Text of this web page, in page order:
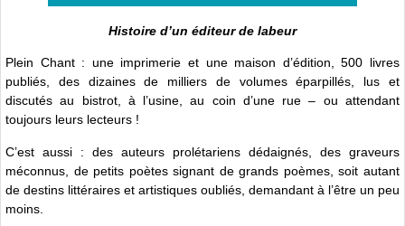
Histoire d’un éditeur de labeur
Plein Chant : une imprimerie et une maison d’édition, 500 livres
publiés, des dizaines de milliers de volumes éparpillés, lus et
discutés au bistrot, à l’usine, au coin d’une rue – ou attendant
toujours leurs lecteurs !
C’est aussi : des auteurs prolétariens dédaignés, des graveurs
méconnus, de petits poètes signant de grands poèmes, soit autant
de destins littéraires et artistiques oubliés, demandant à l’être un peu
moins.